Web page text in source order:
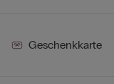
Geschenkkarte